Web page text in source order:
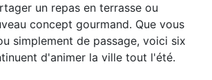
un repas en terrasse ou
concept gourmand. Que vous
simplement de passage, voici six
d'animer la ville tout l'été.